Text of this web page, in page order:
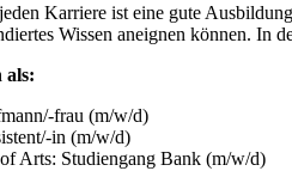
Karriere ist eine gute
Wissen aneignen können. In
als:
frau (m/w/d)
in (m/w/d)
Arts: Studiengang Bank (m/w/d)